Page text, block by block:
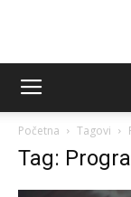
Početna Tagovi
Tag: